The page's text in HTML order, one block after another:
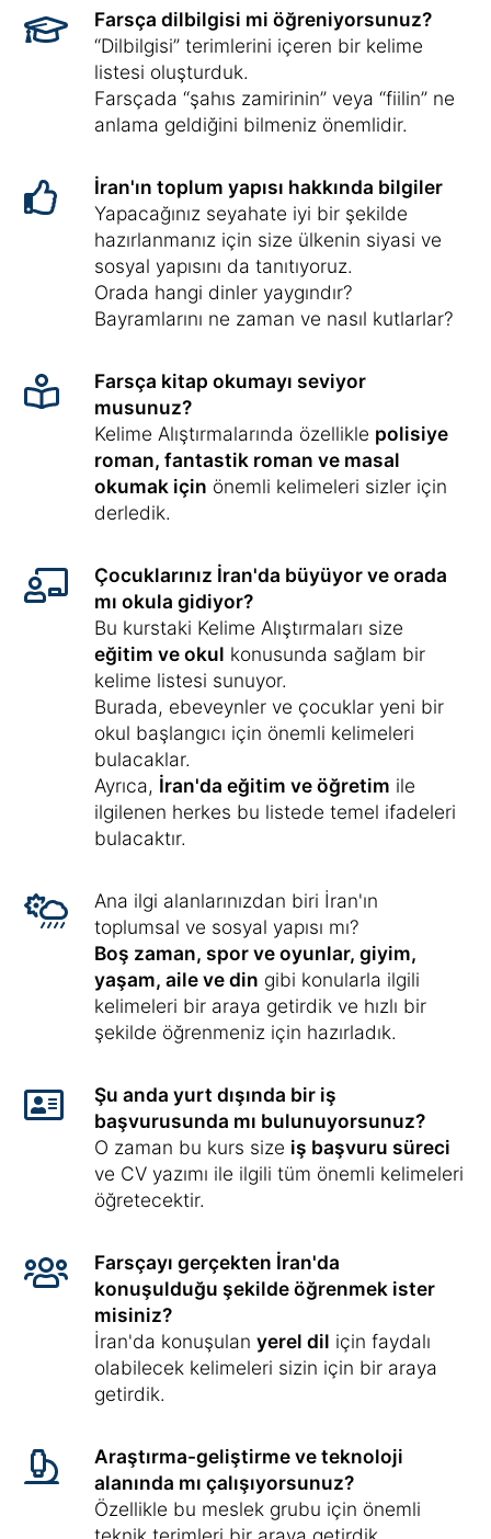
Farsça dilbilgisi mi öğreniyorsunuz?
“Dilbilgisi” terimlerini içeren bir kelime
listesi oluşturduk.
Farsçada “şahıs zamirinin” veya “fiilin” ne
anlama geldiğini bilmeniz önemlidir.
İran'ın toplum yapısı hakkında bilgiler
Yapacağınız seyahate iyi bir şekilde
hazırlanmanız için size ülkenin siyasi ve
sosyal yapısını da tanıtıyoruz.
Orada hangi dinler yaygındır?
Bayramlarını ne zaman ve nasıl kutlarlar?
Farsça kitap okumayı seviyor
musunuz?
Kelime Alıştırmalarında özellikle polisiye
roman, fantastik roman ve masal
okumak için önemli kelimeleri sizler için
derledik.
Çocuklarınız İran'da büyüyor ve orada
mı okula gidiyor?
Bu kurstaki Kelime Alıştırmaları size
eğitim ve okul konusunda sağlam bir
kelime listesi sunuyor.
Burada, ebeveynler ve çocuklar yeni bir
okul başlangıcı için önemli kelimeleri
bulacaklar.
Ayrıca, İran'da eğitim ve öğretim ile
ilgilenen herkes bu listede temel ifadeleri
bulacaktır.
Ana ilgi alanlarınızdan biri İran'ın
toplumsal ve sosyal yapısı mı?
Boş zaman, spor ve oyunlar, giyim,
yaşam, aile ve din gibi konularla ilgili
kelimeleri bir araya getirdik ve hızlı bir
şekilde öğrenmeniz için hazırladık.
Şu anda yurt dışında bir iş
başvurusunda mı bulunuyorsunuz?
O zaman bu kurs size iş başvuru süreci
ve CV yazımı ile ilgili tüm önemli kelimeleri
öğretecektir.
Farsçayı gerçekten İran'da
konuşulduğu şekilde öğrenmek ister
misiniz?
İran'da konuşulan yerel dil için faydalı
olabilecek kelimeleri sizin için bir araya
getirdik.
Araştırma-geliştirme ve teknoloji
alanında mı çalışıyorsunuz?
Özellikle bu meslek grubu için önemli